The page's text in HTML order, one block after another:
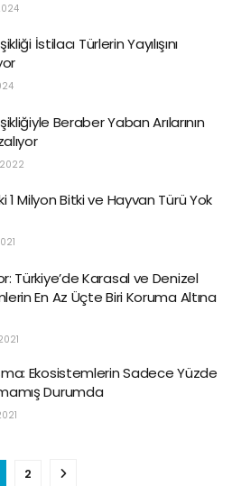
İstilacı Türlerin Yayılışını
Beraber Yaban Arılarının
1 Milyon Bitki ve Hayvan Türü Yok
Türkiye’de Karasal ve Denizel
En Az Üçte Biri Koruma Altına
Ekosistemlerin Sadece Yüzde
Durumda
2